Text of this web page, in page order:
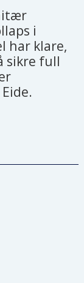
i
har klare,
sikre full